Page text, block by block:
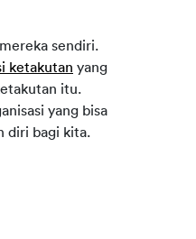
sendiri.
ketakutan yang
itu.
yang bisa
diri bagi kita.